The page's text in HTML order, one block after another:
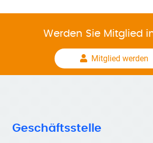
Werden Sie Mitglied
Mitglied werden
Geschäftsstelle